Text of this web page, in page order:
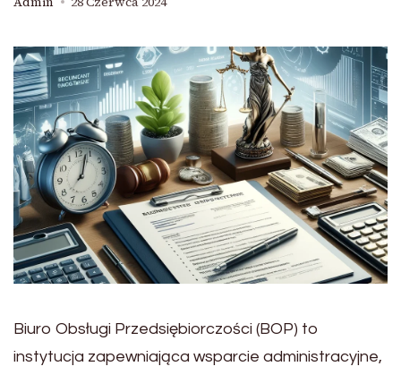
Biuro Obsługi Przedsiębiorczości (BOP) to
instytucja zapewniająca wsparcie administracyjne,